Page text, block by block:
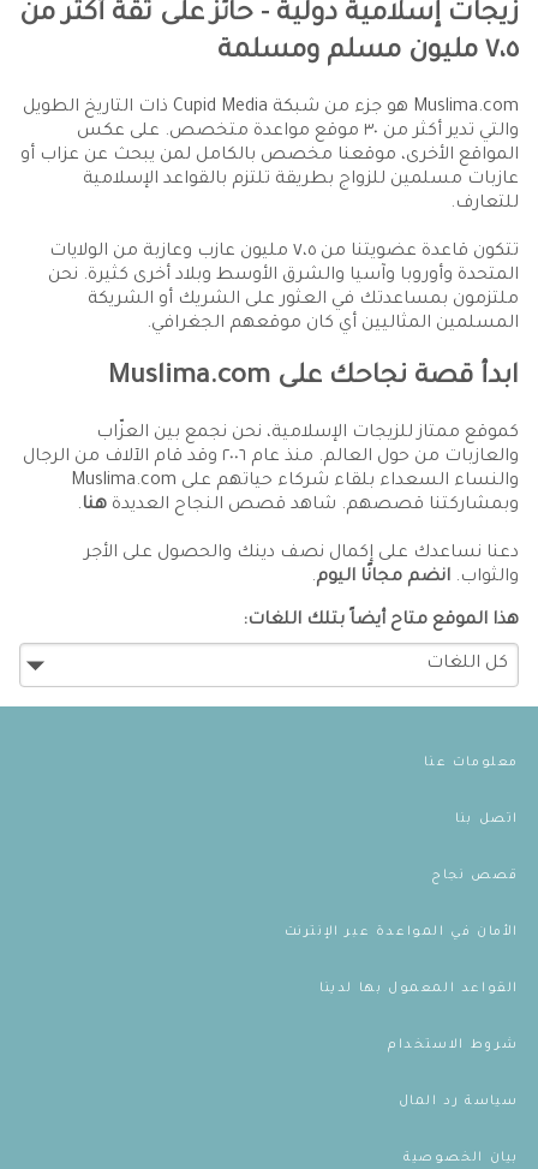
زيجات إسلامية دولية - حائز على ثقة أكثر من
٧،٥ مليون مسلم ومسلمة
Muslima.com هو جزء من شبكة Cupid Media ذات التاريخ الطويل
والتي تدير أكثر من ٣٠ موقع مواعدة متخصص. على عكس
المواقع الأخرى، موقعنا مخصص بالكامل لمن يبحث عن عزاب أو
عازبات مسلمين للزواج بطريقة تلتزم بالقواعد الإسلامية
للتعارف.
تتكون قاعدة عضويتنا من ٧،٥ مليون عازب وعازبة من الولايات
المتحدة وأوروبا وآسيا والشرق الأوسط وبلاد أخرى كثيرة. نحن
ملتزمون بمساعدتك في العثور على الشريك أو الشريكة
المسلمين المثاليين أي كان موقعهم الجغرافي.
ابدأ قصة نجاحك على Muslima.com
كموقع ممتاز للزيجات الإسلامية، نحن نجمع بين العزّاب
والعازبات من حول العالم. منذ عام ٢٠٠٦ وقد قام الآلاف من الرجال
والنساء السعداء بلقاء شركاء حياتهم على Muslima.com
وبمشاركتنا قصصهم. شاهد قصص النجاح العديدة هنا.
دعنا نساعدك على إكمال نصف دينك والحصول على الأجر
والثواب. انضم مجانًا اليوم.
هذا الموقع متاح أيضاً بتلك اللغات:
معلومات عنا
اتصل بنا
قصص نجاح
الأمان في المواعدة عبر الإنترنت
القواعد المعمول بها لدينا
شروط الاستخدام
سياسة رد المال
بيان الخصوصية